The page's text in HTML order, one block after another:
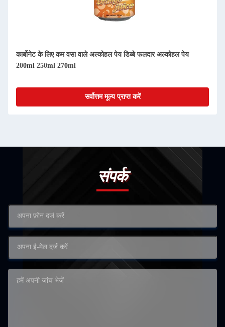
कार्बोनेट के लिए कम वसा वाले अल्कोहल पेय डिब्बे फलदार अल्कोहल पेय
200ml 250ml 270ml
सर्वोत्तम मूल्य प्राप्त करें
संपर्क